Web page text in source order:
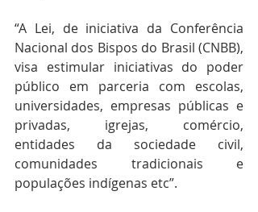
“A Lei, de iniciativa da Conferência
Nacional dos Bispos do Brasil (CNBB),
visa estimular iniciativas do poder
público em parceria com escolas,
universidades, empresas públicas e
privadas, igrejas, comércio,
entidades da sociedade civil,
comunidades tradicionais e
populações indígenas etc”.